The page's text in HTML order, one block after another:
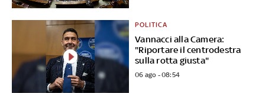
Vannacci alla Camera:
"Riportare il centrodestra
sulla rotta giusta"
POLITICA
06 ago - 08:54